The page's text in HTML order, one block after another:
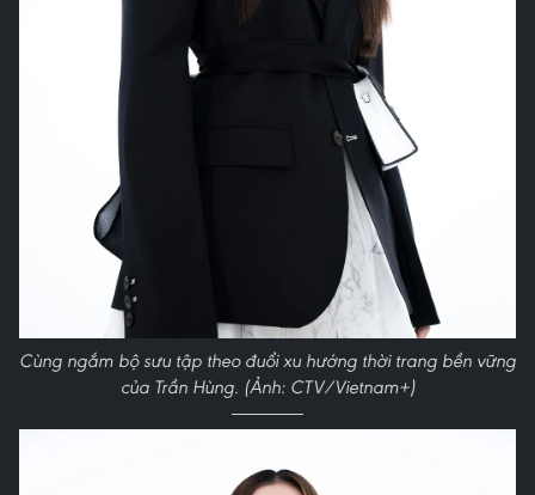
Cùng ngắm bộ sưu tập theo đuổi xu hướng thời trang bền vững
của Trần Hùng. (Ảnh: CTV/Vietnam+)